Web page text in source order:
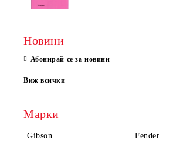
Новини
Абонирай се за новини
Виж всички
Марки
Gibson Fender